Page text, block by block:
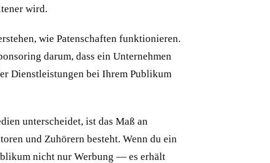
wird.
wie Patenschaften funktionieren.
darum, dass ein Unternehmen
Dienstleistungen bei Ihrem Publikum
unterscheidet, ist das Maß an
und Zuhörern besteht. Wenn du ein
nicht nur Werbung — es erhält